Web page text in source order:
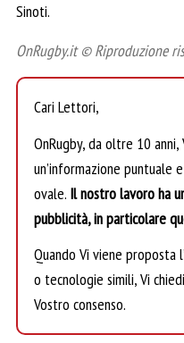
Sinoti.
OnRugby.it © Riproduzione
Cari Lettori,
OnRugby, da oltre 10
un’informazione puntuale
ovale. Il nostro lavoro ha
pubblicità, in particolare
Quando Vi viene proposta
o tecnologie simili, Vi
Vostro consenso.